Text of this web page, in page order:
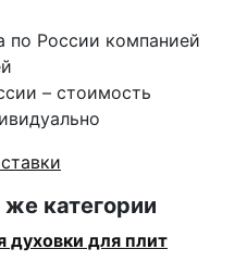
по России компанией
– стоимость
категории
для плит